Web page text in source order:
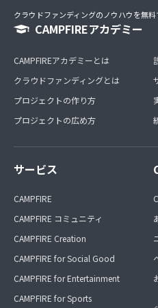
クラウドファンディングのノウハウを無料
CAMPFIREアカデミー
CAMPFIREアカデミーとは
クラウドファンディングとは
プロジェクトの作り方
プロジェクトの広め方
サービス
CAMPFIRE
CAMPFIRE コミュニティ
CAMPFIRE Creation
CAMPFIRE for Social Good
CAMPFIRE for Entertainment
CAMPFIRE for Sports